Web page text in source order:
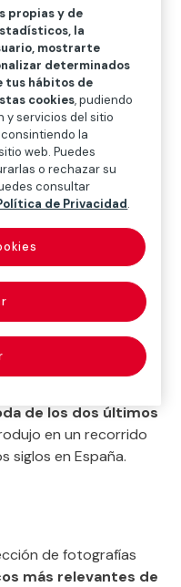
políticos que
de la España
de los dos últimos
en un recorrido
siglos en España.
de fotografías
más relevantes de
propias y de
la
mostrarte
determinados
tus hábitos de
cookies, pudiendo
y servicios del sitio
la
web. Puedes
o rechazar su
consultar
de Privacidad.